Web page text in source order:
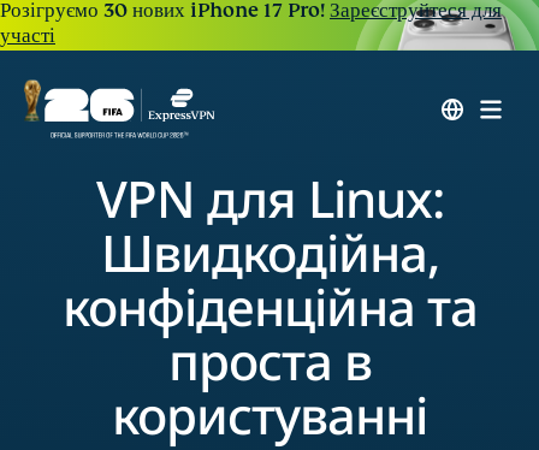
Розігруємо 30 нових iPhone 17 Pro!Зареєструйтеся для
участі
VPN для Linux:
Швидкодійна,
конфіденційна та
проста в
користуванні